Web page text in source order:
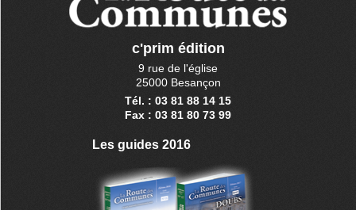
c'prim édition
9 rue de l'église
25000 Besançon
Tél. : 03 81 88 14 15
Fax : 03 81 80 73 99
Les guides 2016